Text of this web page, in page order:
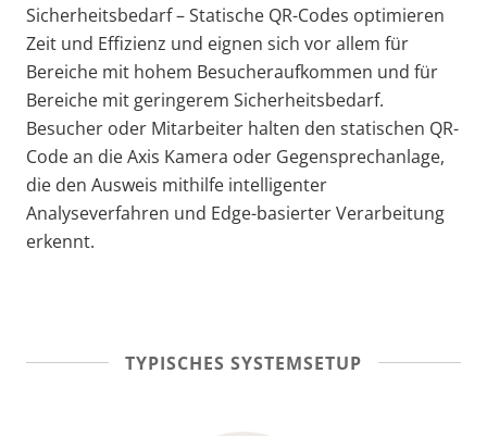
Sicherheitsbedarf – Statische QR-Codes optimieren
Zeit und Effizienz und eignen sich vor allem für
Bereiche mit hohem Besucheraufkommen und für
Bereiche mit geringerem Sicherheitsbedarf.
Besucher oder Mitarbeiter halten den statischen QR-
Code an die Axis Kamera oder Gegensprechanlage,
die den Ausweis mithilfe intelligenter
Analyseverfahren und Edge-basierter Verarbeitung
erkennt.
TYPISCHES SYSTEMSETUP